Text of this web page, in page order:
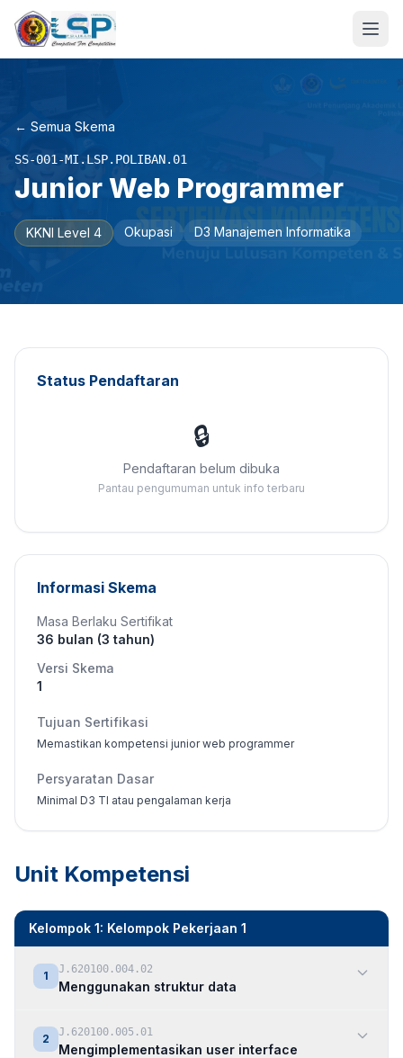
← Semua Skema
SS-001-MI.LSP.POLIBAN.01
Junior Web Programmer
KKNI Level 4 Okupasi D3 Manajemen Informatika
Status Pendaftaran
🔒
Pendaftaran belum dibuka
Pantau pengumuman untuk info terbaru
Informasi Skema
Masa Berlaku Sertifikat
36 bulan (3 tahun)
Versi Skema
1
Tujuan Sertifikasi
Memastikan kompetensi junior web programmer
Persyaratan Dasar
Minimal D3 TI atau pengalaman kerja
Unit Kompetensi
Kelompok 1: Kelompok Pekerjaan 1
1 J.620100.004.02
Menggunakan struktur data
2 J.620100.005.01
Mengimplementasikan user interface